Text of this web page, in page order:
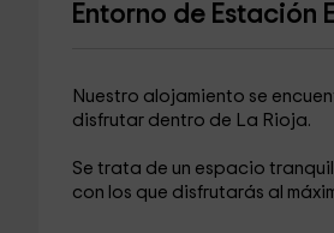
Entorno de Estación
Nuestro alojamiento se
disfrutar dentro de La Rioja.
Se trata de un espacio
con los que disfrutarás al